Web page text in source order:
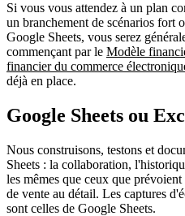
Si vous vous attendez à un plan
un branchement de scénarios fort
Google Sheets, vous serez
commençant par le Modèle
financier du commerce
déjà en place.
Google Sheets ou
Nous construisons, testons et
Sheets : la collaboration,
les mêmes que ceux que
de vente au détail. Les captures
sont celles de Google Sheets.